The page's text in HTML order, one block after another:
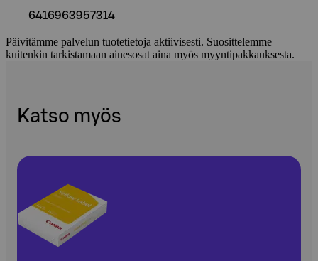
6416963957314
Päivitämme palvelun tuotetietoja aktiivisesti. Suosittelemme
kuitenkin tarkistamaan ainesosat aina myös myyntipakkauksesta.
Katso myös